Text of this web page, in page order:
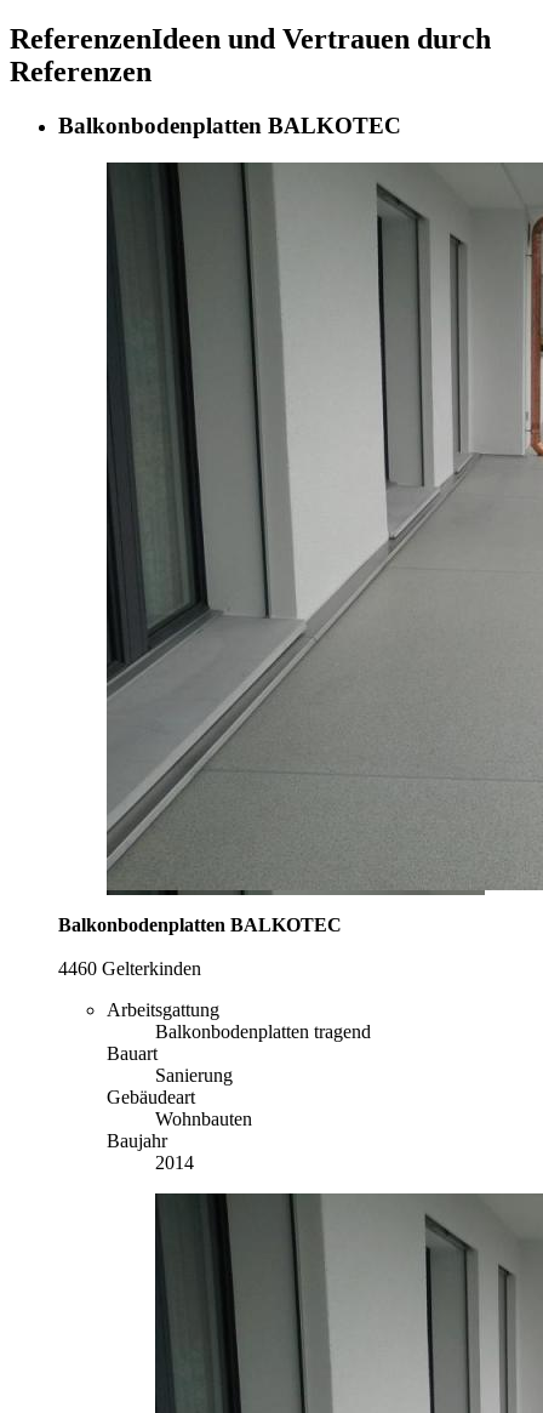
ReferenzenIdeen und Vertrauen durch
Referenzen
Balkonbodenplatten BALKOTEC
Balkonbodenplatten BALKOTEC
4460 Gelterkinden
Arbeitsgattung
Balkonbodenplatten tragend
Bauart
Sanierung
Gebäudeart
Wohnbauten
Baujahr
2014